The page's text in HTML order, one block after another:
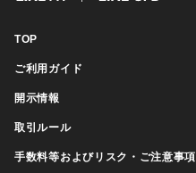
TOP
ご利用ガイド
開示情報
取引ルール
手数料等およびリスク・ご注意事項